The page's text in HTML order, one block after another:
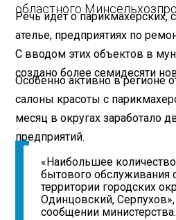
областного
Речь идет о парикмахерских,
ателье, предприятиях по
С вводом этих объектов в
создано более семидесяти
Особенно активно в регионе
салоны красоты с
месяц в округах заработало
предприятий.
«Наибольшее
бытового обслуживания
территории городских
Одинцовский, Серпухов»,
сообщении министерства.